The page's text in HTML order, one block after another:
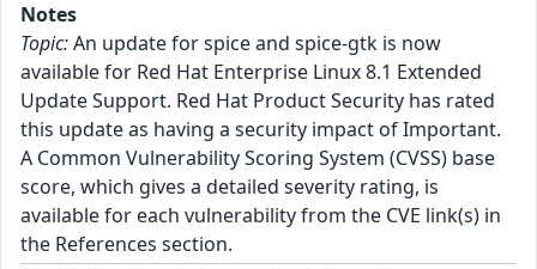
Notes
Topic:An update for spice and spice-gtk is now
available for Red Hat Enterprise Linux 8.1 Extended
Update Support. Red Hat Product Security has rated
this update as having a security impact of Important.
A Common Vulnerability Scoring System (CVSS) base
score, which gives a detailed severity rating, is
available for each vulnerability from the CVE link(s) in
the References section.